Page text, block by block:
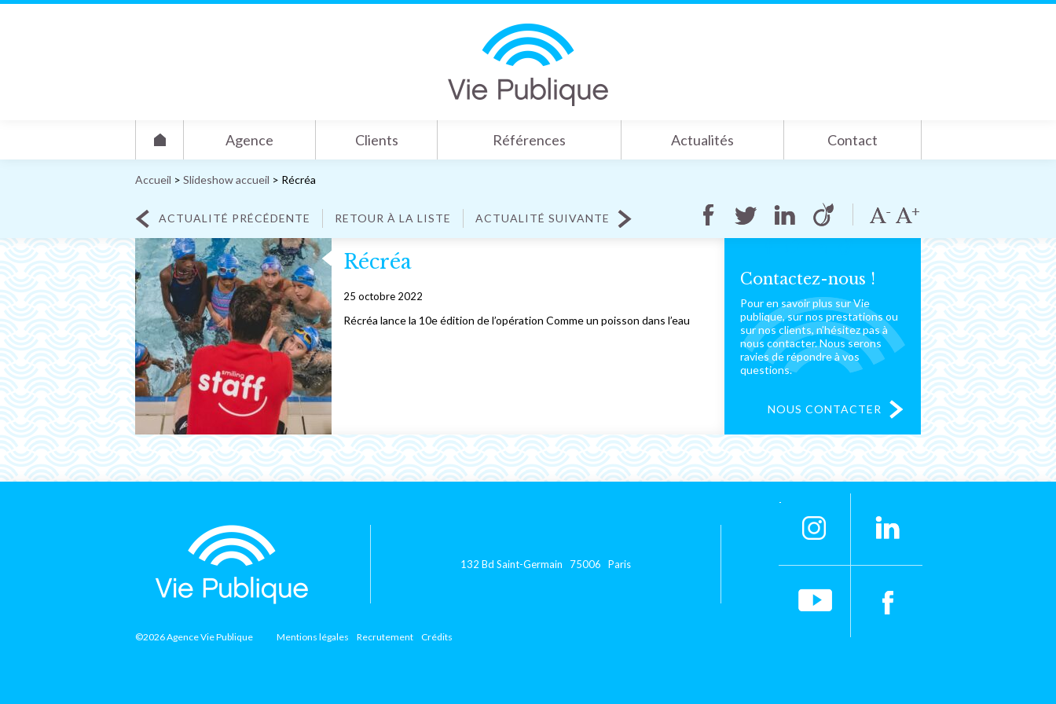
Agence Clients Références Actualités Contact
Accueil > Slideshow accueil > Récréa
ACTUALITÉ PRÉCÉDENTE RETOUR À LA LISTE ACTUALITÉ SUIVANTE
Récréa
25 octobre 2022
Récréa lance la 10e édition de l’opération Comme un poisson dans l’eau
Contactez-nous !
Pour en savoir plus sur Vie
publique, sur nos prestations ou
sur nos clients, n’hésitez pas à
nous contacter. Nous serons
ravies de répondre à vos
questions.
NOUS CONTACTER
132 Bd Saint-Germain 75006 Paris
©2026 Agence Vie Publique Mentions légales Recrutement Crédits